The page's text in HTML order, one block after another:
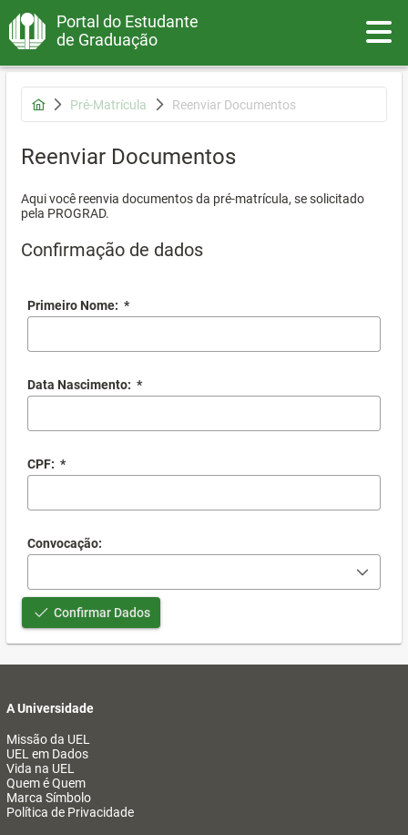
Portal do Estudante
de Graduação
Pré-Matrícula Reenviar Documentos
Reenviar Documentos
Aqui você reenvia documentos da pré-matrícula, se solicitado
pela PROGRAD.
Confirmação de dados
Primeiro Nome: *
Data Nascimento: *
CPF: *
Convocação:
Confirmar Dados
A Universidade
Missão da UEL
UEL em Dados
Vida na UEL
Quem é Quem
Marca Símbolo
Política de Privacidade